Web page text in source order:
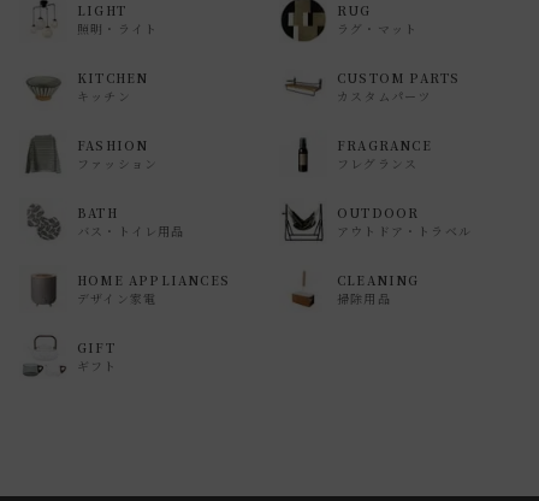
LIGHT
照明・ライト
RUG
ラグ・マット
KITCHEN
キッチン
CUSTOM PARTS
カスタムパーツ
FASHION
ファッション
FRAGRANCE
フレグランス
BATH
バス・トイレ用品
OUTDOOR
アウトドア・トラベル
HOME APPLIANCES
デザイン家電
CLEANING
掃除用品
GIFT
ギフト